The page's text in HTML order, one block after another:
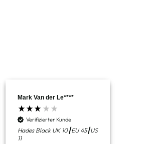
Mark Van der Le****
Verifizierter Kunde
Hades Black UK 10┃EU 45┃US
11